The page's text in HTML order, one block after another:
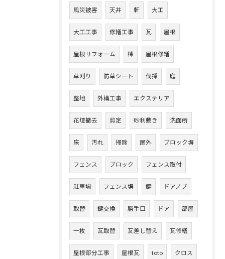
風災被害 天井 軒 大工
大工工事 修繕工事 瓦 屋根
屋根リフォーム 棟 屋根修繕
草刈り 防草シート 伐採 庭
整地 外構工事 エクステリア
花壇撤去 剪定 砂利敷き 洗面所
床 汚れ 掃除 屋外 ブロック塀
フェンス ブロック フェンス取付
駐車場 フェンス塀 鍵 ドアノブ
取替 鍵交換 勝手口 ドア 部屋
一枚 瓦取替 瓦差し替え 瓦修繕
屋根部分工事 屋根瓦 toto クロス